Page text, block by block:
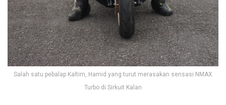
Salah satu pebalap Kaltim, Hamid yang turut merasakan sensasi NMAX
Turbo di Sirkuit Kalan